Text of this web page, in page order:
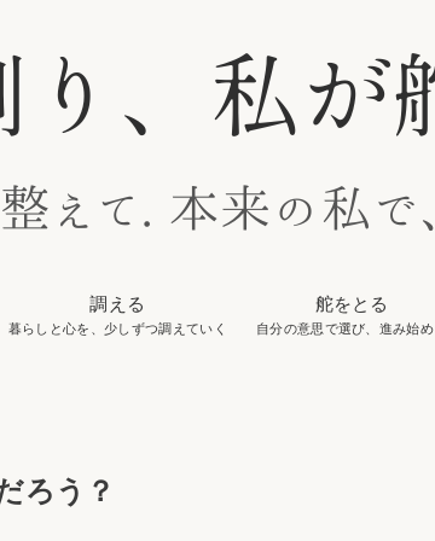
調える
暮らしと心を、少しずつ調えていく
舵をとる
自分の意思で選び、進み始
ろう？